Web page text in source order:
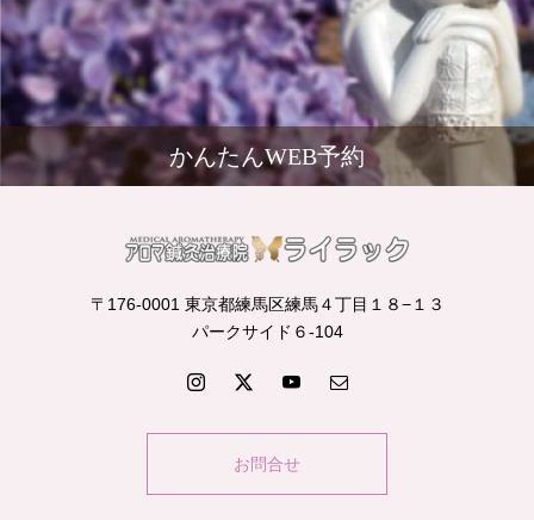
かんたんWEB予約
〒176-0001 東京都練馬区練馬４丁目１８−１３
パークサイド６-104
お問合せ